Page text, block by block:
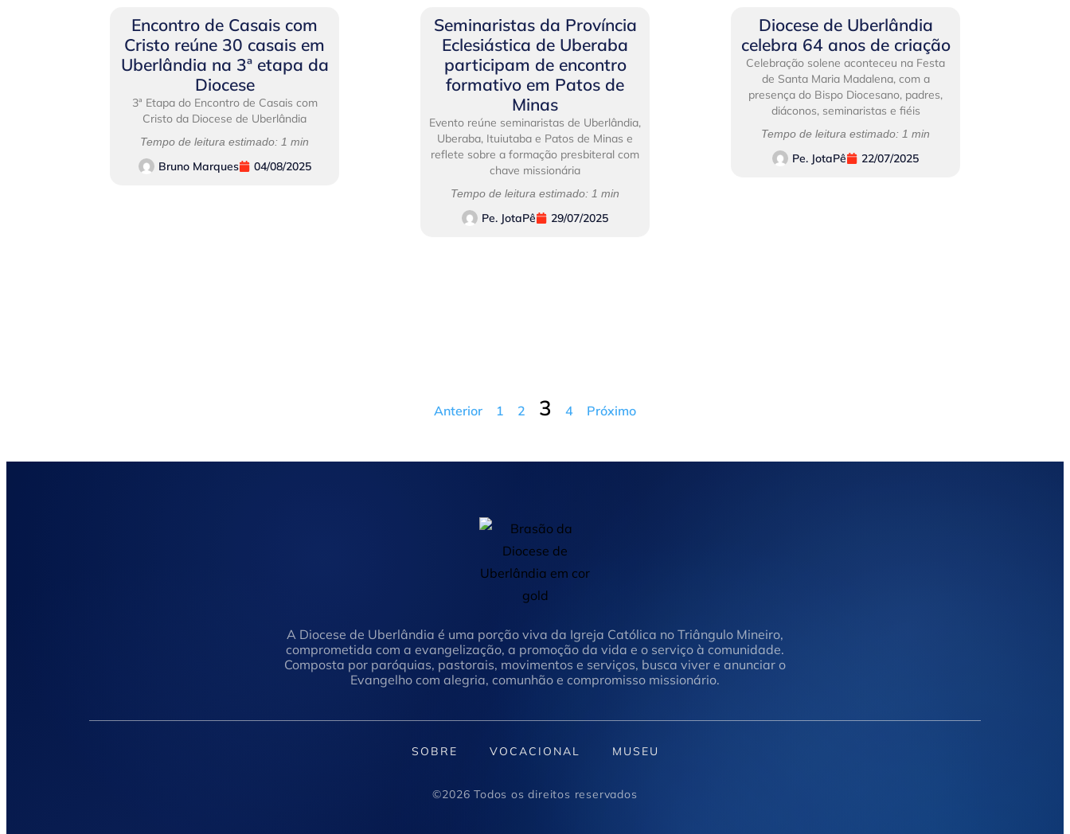
Encontro de Casais com
Cristo reúne 30 casais em
Uberlândia na 3ª etapa da
Diocese
3ª Etapa do Encontro de Casais com
Cristo da Diocese de Uberlândia
Tempo de leitura estimado: 1 min
Bruno Marques 04/08/2025
Seminaristas da Província
Eclesiástica de Uberaba
participam de encontro
formativo em Patos de
Minas
Evento reúne seminaristas de Uberlândia,
Uberaba, Ituiutaba e Patos de Minas e
reflete sobre a formação presbiteral com
chave missionária
Tempo de leitura estimado: 1 min
Pe. JotaPê 29/07/2025
Diocese de Uberlândia
celebra 64 anos de criação
Celebração solene aconteceu na Festa
de Santa Maria Madalena, com a
presença do Bispo Diocesano, padres,
diáconos, seminaristas e fiéis
Tempo de leitura estimado: 1 min
Pe. JotaPê 22/07/2025
Anterior 1 2 3 4 Próximo
A Diocese de Uberlândia é uma porção viva da Igreja Católica no Triângulo Mineiro,
comprometida com a evangelização, a promoção da vida e o serviço à comunidade.
Composta por paróquias, pastorais, movimentos e serviços, busca viver e anunciar o
Evangelho com alegria, comunhão e compromisso missionário.
SOBRE VOCACIONAL MUSEU
©2026 Todos os direitos reservados